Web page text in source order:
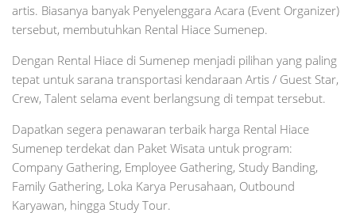
artis. Biasanya banyak Penyelenggara Acara (Event Organizer)
tersebut, membutuhkan Rental Hiace Sumenep.
Dengan Rental Hiace di Sumenep menjadi pilihan yang paling
tepat untuk sarana transportasi kendaraan Artis / Guest Star,
Crew, Talent selama event berlangsung di tempat tersebut.
Dapatkan segera penawaran terbaik harga Rental Hiace
Sumenep terdekat dan Paket Wisata untuk program:
Company Gathering, Employee Gathering, Study Banding,
Family Gathering, Loka Karya Perusahaan, Outbound
Karyawan, hingga Study Tour.